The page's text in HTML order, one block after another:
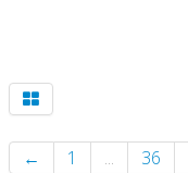
← 1 ... 36